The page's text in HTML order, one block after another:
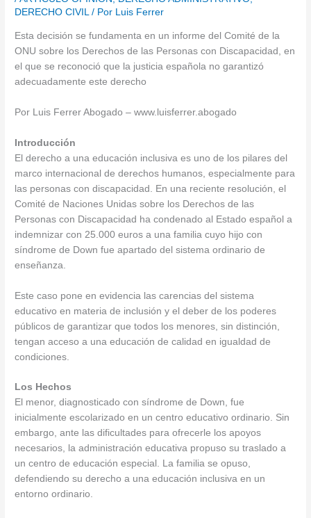
DERECHO CIVIL/ Por Luis Ferrer
Esta decisión se fundamenta en un informe del Comité de la
ONU sobre los Derechos de las Personas con Discapacidad, en
el que se reconoció que la justicia española no garantizó
adecuadamente este derecho
Por Luis Ferrer Abogado – www.luisferrer.abogado
Introducción
El derecho a una educación inclusiva es uno de los pilares del
marco internacional de derechos humanos, especialmente para
las personas con discapacidad. En una reciente resolución, el
Comité de Naciones Unidas sobre los Derechos de las
Personas con Discapacidad ha condenado al Estado español a
indemnizar con 25.000 euros a una familia cuyo hijo con
síndrome de Down fue apartado del sistema ordinario de
enseñanza.
Este caso pone en evidencia las carencias del sistema
educativo en materia de inclusión y el deber de los poderes
públicos de garantizar que todos los menores, sin distinción,
tengan acceso a una educación de calidad en igualdad de
condiciones.
Los Hechos
El menor, diagnosticado con síndrome de Down, fue
inicialmente escolarizado en un centro educativo ordinario. Sin
embargo, ante las dificultades para ofrecerle los apoyos
necesarios, la administración educativa propuso su traslado a
un centro de educación especial. La familia se opuso,
defendiendo su derecho a una educación inclusiva en un
entorno ordinario.